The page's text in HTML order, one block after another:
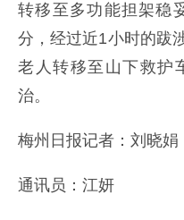
转移至多功能担架稳
分，经过近1小时的跋
老人转移至山下救护
治。
梅州日报记者：刘晓娟
通讯员：江妍